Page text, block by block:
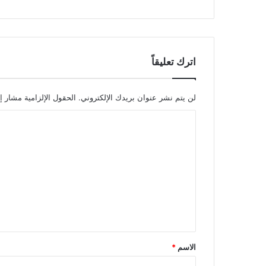
اترك تعليقاً
لن يتم نشر عنوان بريدك الإلكتروني. الحقول الإلزامية مشار
*
الاسم *